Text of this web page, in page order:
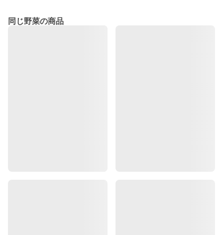
同じ野菜の商品